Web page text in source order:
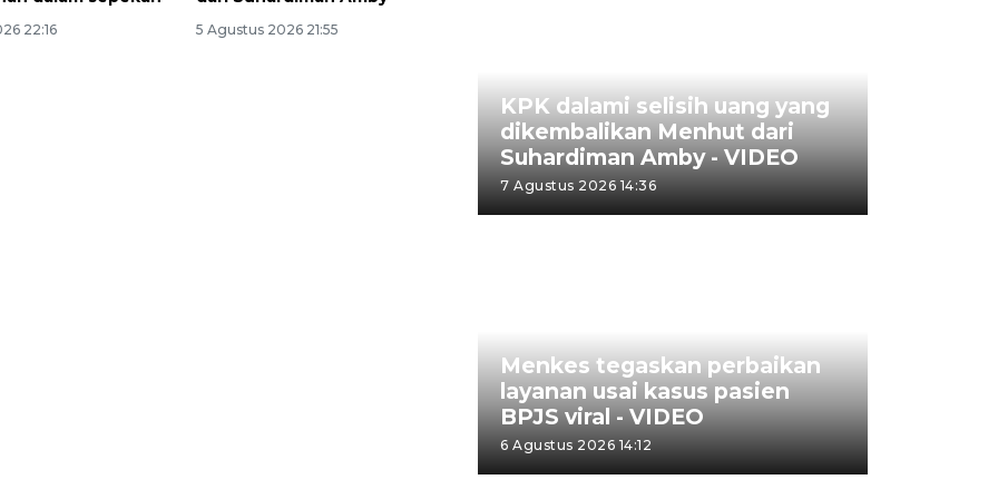
22:16 5 Agustus 2026 21:55
KPK dalami selisih uang yang
dikembalikan Menhut dari
Suhardiman Amby - VIDEO
7 Agustus 2026 14:36
Menkes tegaskan perbaikan
layanan usai kasus pasien
BPJS viral - VIDEO
6 Agustus 2026 14:12